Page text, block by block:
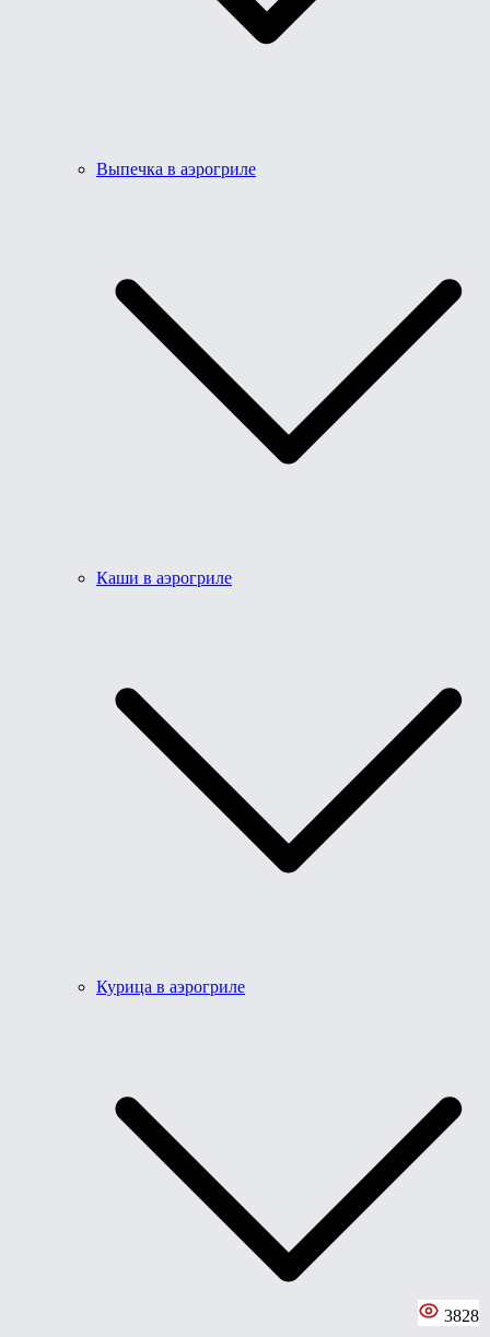
Выпечка в аэрогриле
Каши в аэрогриле
Курица в аэрогриле
3828